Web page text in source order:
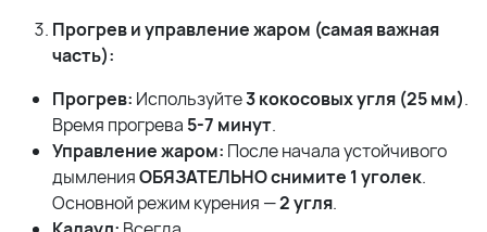
Прогрев и управление жаром (самая важная
часть):
Прогрев: Используйте3 кокосовых угля (25 мм).
Время прогрева 5-7 минут.
Управление жаром: После начала устойчивого
дымленияОБЯЗАТЕЛЬНО снимите 1 уголек.
Основной режим курения —2 угля.